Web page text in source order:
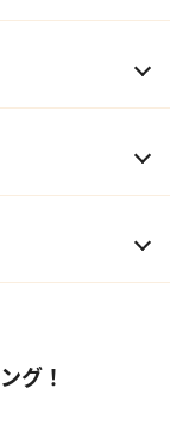
3,000～5,000円
5,000円程度
グ！